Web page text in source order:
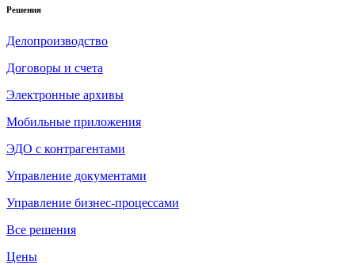
Решения
Делопроизводство
Договоры и счета
Электронные архивы
Мобильные приложения
ЭДО с контрагентами
Управление документами
Управление бизнес-процессами
Все решения
Цены